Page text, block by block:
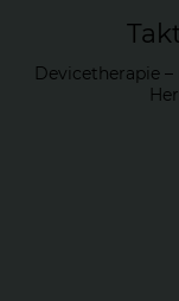
Devicetherapie